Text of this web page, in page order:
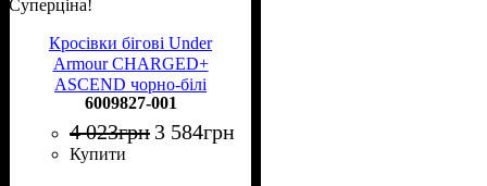
Суперціна!
Кросівки бігові Under
Armour CHARGED+
ASCEND чорно-білі
6009827-001
6009827-001
4 023грн 3 584грн
Купити